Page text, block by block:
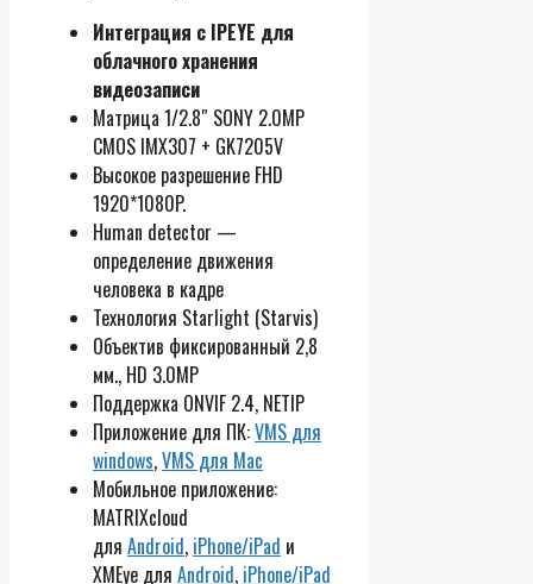
Интеграция с IPEYE для
облачного хранения
видеозаписи
Матрица 1/2.8″ SONY 2.0MP
CMOS IMX307 + GK7205V
Высокое разрешение FHD
1920*1080P.
Human detector —
определение движения
человека в кадре
Технология Starlight (Starvis)
Объектив фиксированный 2,8
мм., HD 3.0MP
Поддержка ONVIF 2.4, NETIP
Приложение для ПК:VMS для
windows,VMS для Mac
Мобильное приложение:
MATRIXcloud
для Android, iPhone/iPad и
XMEye для Android, iPhone/iPad